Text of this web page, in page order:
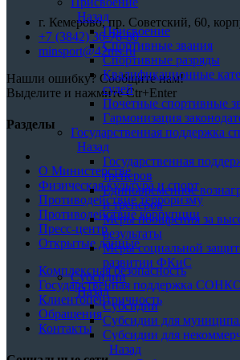
Назад
Присвоение
Спортивные звания
Спортивные разряды
Квалификационные
судей
Почетные спортивные
Гармонизация
Государственная поддержка
Назад
Государственная
тренеров
Единовременное
и тренеров
Меры поощрения за
результаты
Меры социальной
развитии ФКиС
Субсидии
Назад
Субсидии
Субсидии для
Субсидии для
Назад
г. Кемерово, пр. Советский, 60,
+7 (3842) 36-76-80
minsport@42ms.ru
Нашли ошибку? Сообщите нам!
Выделите и нажмите Ctr+Enter
Разделы
О Министерстве
Физическая культура и спорт
Противодействие терроризму
Противодействие коррупции
Пресс-центр
Открытые данные
Комплексная безопасность
Государственная поддержка
Клиентоцентричность
Обращения
Контакты